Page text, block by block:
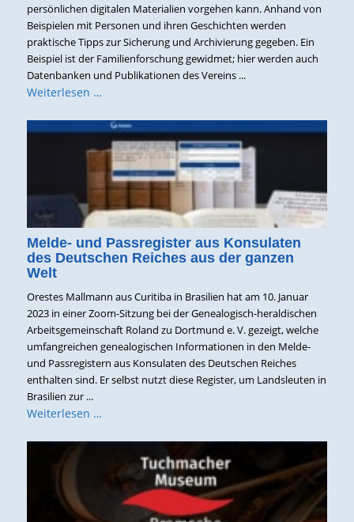
persönlichen digitalen Materialien vorgehen kann. Anhand von
Beispielen mit Personen und ihren Geschichten werden
praktische Tipps zur Sicherung und Archivierung gegeben. Ein
Beispiel ist der Familienforschung gewidmet; hier werden auch
Datenbanken und Publikationen des Vereins ...
Weiterlesen …
Melde- und Passregister aus Konsulaten
des Deutschen Reiches aus der ganzen
Welt
Orestes Mallmann aus Curitiba in Brasilien hat am 10. Januar
2023 in einer Zoom-Sitzung bei der Genealogisch-heraldischen
Arbeitsgemeinschaft Roland zu Dortmund e. V. gezeigt, welche
umfangreichen genealogischen Informationen in den Melde-
und Passregistern aus Konsulaten des Deutschen Reiches
enthalten sind. Er selbst nutzt diese Register, um Landsleuten in
Brasilien zur ...
Weiterlesen …